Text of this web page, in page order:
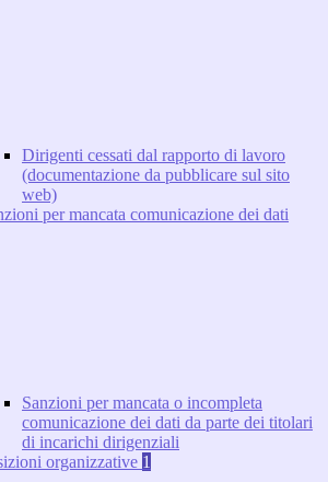
Dirigenti cessati dal rapporto di lavoro
(documentazione da pubblicare sul sito
web)
per mancata comunicazione dei dati
Sanzioni per mancata o incompleta
comunicazione dei dati da parte dei titolari
di incarichi dirigenziali
organizzative 1